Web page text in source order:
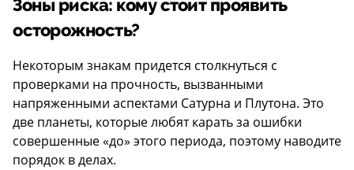
Зоны риска: кому стоит проявить
осторожность?
Некоторым знакам придется столкнуться с
проверками на прочность, вызванными
напряженными аспектами Сатурна и Плутона. Это
две планеты, которые любят карать за ошибки
совершенные «до» этого периода, поэтому наводите
порядок в делах.